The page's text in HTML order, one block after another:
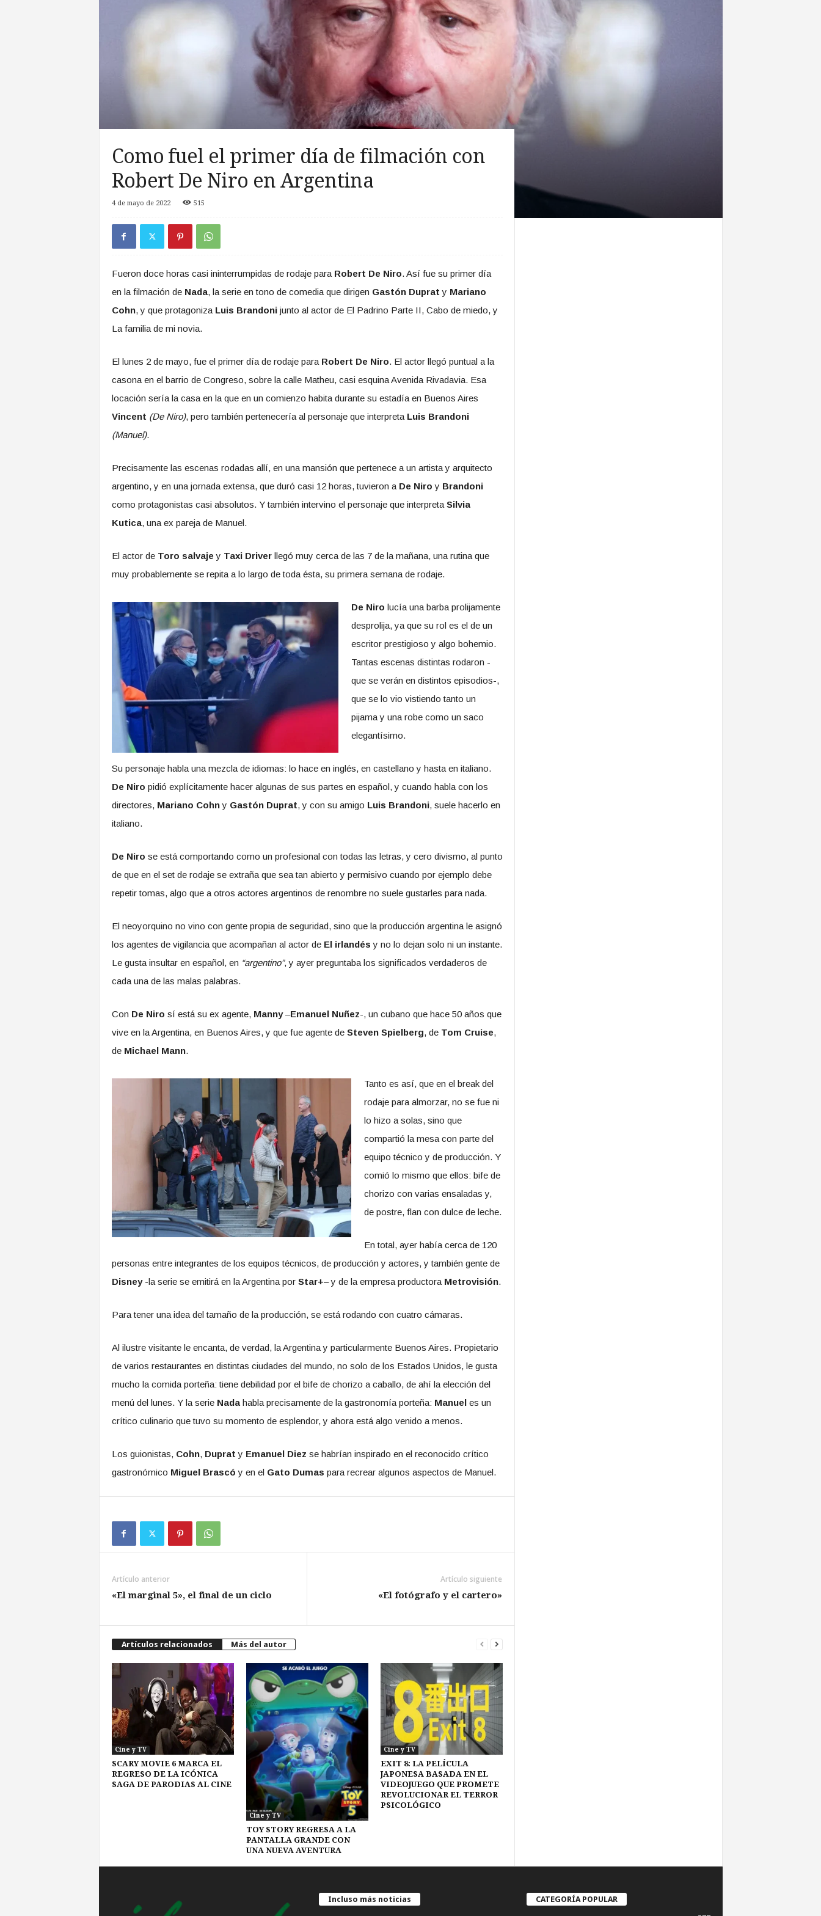
Como fuel el primer día de filmación con
Robert De Niro en Argentina
4 de mayo de 2022 515
Fueron doce horas casi ininterrumpidas de rodaje para Robert De Niro. Así fue su primer día
en la filmación de Nada, la serie en tono de comedia que dirigen Gastón Duprat y Mariano
Cohn, y que protagoniza Luis Brandonijunto al actor de El Padrino Parte II, Cabo de miedo, y
La familia de mi novia.
El lunes 2 de mayo, fue el primer día de rodaje para Robert De Niro. El actor llegó puntual a la
casona en el barrio de Congreso, sobre la calle Matheu, casi esquina Avenida Rivadavia. Esa
locación sería la casa en la que en un comienzo habita durante su estadía en Buenos Aires
Vincent (De Niro), pero también pertenecería al personaje que interpreta Luis Brandoni
(Manuel).
Precisamente las escenas rodadas allí, en una mansión que pertenece a un artista y arquitecto
argentino, y en una jornada extensa, que duró casi 12 horas, tuvieron a De Niro y Brandoni
como protagonistas casi absolutos. Y también intervino el personaje que interpreta Silvia
Kutica, una ex pareja de Manuel.
El actor de Toro salvaje y Taxi Driverllegó muy cerca de las 7 de la mañana, una rutina que
muy probablemente se repita a lo largo de toda ésta, su primera semana de rodaje.
De Niro lucía una barba prolijamente
desprolija, ya que su rol es el de un
escritor prestigioso y algo bohemio.
Tantas escenas distintas rodaron -
que se verán en distintos episodios-,
que se lo vio vistiendo tanto un
pijama y una robe como un saco
elegantísimo.
Su personaje habla una mezcla de idiomas: lo hace en inglés, en castellano y hasta en italiano.
De Niro pidió explícitamente hacer algunas de sus partes en español, y cuando habla con los
directores, Mariano Cohny Gastón Duprat, y con su amigo Luis Brandoni, suele hacerlo en
italiano.
De Niro se está comportando como un profesional con todas las letras, y cero divismo, al punto
de que en el set de rodaje se extraña que sea tan abierto y permisivo cuando por ejemplo debe
repetir tomas, algo que a otros actores argentinos de renombre no suele gustarles para nada.
El neoyorquino no vino con gente propia de seguridad, sino que la producción argentina le asignó
los agentes de vigilancia que acompañan al actor de El irlandés y no lo dejan solo ni un instante.
Le gusta insultar en español, en “argentino”, y ayer preguntaba los significados verdaderos de
cada una de las malas palabras.
Con De Niro sí está su ex agente, Manny–Emanuel Nuñez-, un cubano que hace 50 años que
vive en la Argentina, en Buenos Aires, y que fue agente de Steven Spielberg, de Tom Cruise,
de Michael Mann.
Tanto es así, que en el break del
rodaje para almorzar, no se fue ni
lo hizo a solas, sino que
compartió la mesa con parte del
equipo técnico y de producción. Y
comió lo mismo que ellos: bife de
chorizo con varias ensaladas y,
de postre, flan con dulce de leche.
En total, ayer había cerca de 120
personas entre integrantes de los equipos técnicos, de producción y actores, y también gente de
Disney-la serie se emitirá en la Argentina por Star+– y de la empresa productora Metrovisión.
Para tener una idea del tamaño de la producción, se está rodando con cuatro cámaras.
Al ilustre visitante le encanta, de verdad, la Argentina y particularmente Buenos Aires. Propietario
de varios restaurantes en distintas ciudades del mundo, no solo de los Estados Unidos, le gusta
mucho la comida porteña: tiene debilidad por el bife de chorizo a caballo, de ahí la elección del
menú del lunes. Y la serie Nadahabla precisamente de la gastronomía porteña: Manueles un
crítico culinario que tuvo su momento de esplendor, y ahora está algo venido a menos.
Los guionistas, Cohn, Duprat y Emanuel Diez se habrían inspirado en el reconocido crítico
gastronómico Miguel Brascó y en el Gato Dumas para recrear algunos aspectos de Manuel.
Artículo anterior
«El marginal 5», el final de un ciclo
Artículo siguiente
«El fotógrafo y el cartero»
Artículos relacionados Más del autor
Cine y TV
SCARY MOVIE 6 MARCA EL
REGRESO DE LA ICÓNICA
SAGA DE PARODIAS AL CINE
Cine y TV
TOY STORY REGRESA A LA
PANTALLA GRANDE CON
UNA NUEVA AVENTURA
Cine y TV
EXIT 8: LA PELÍCULA
JAPONESA BASADA EN EL
VIDEOJUEGO QUE PROMETE
REVOLUCIONAR EL TERROR
PSICOLÓGICO
Incluso más noticias CATEGORÍA POPULAR